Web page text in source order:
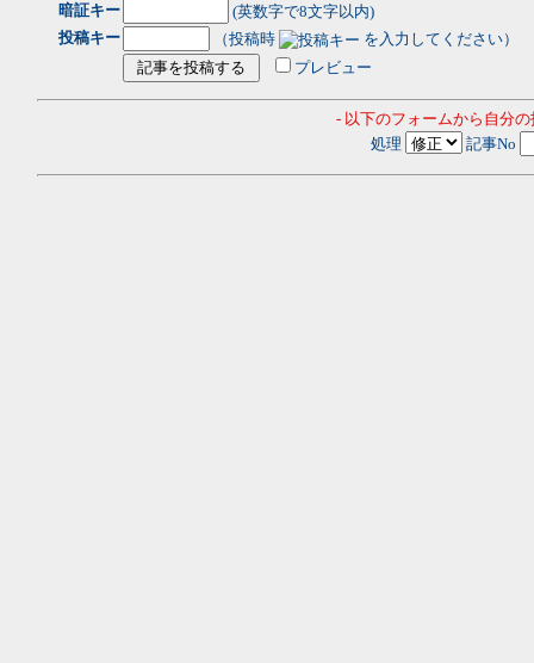
暗証キー
(英数字で8文字以内)
投稿キー
（投稿時
を入力してください）
プレビュー
- 以下のフォームから自分
処理
記事No